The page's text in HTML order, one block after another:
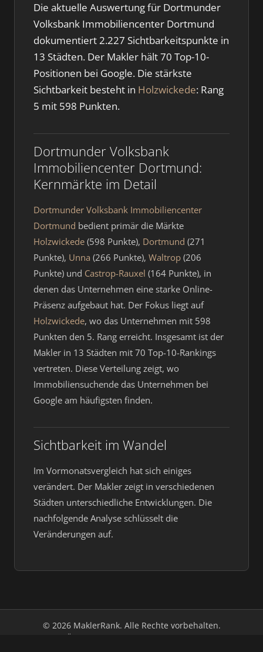
Die aktuelle Auswertung für Dortmunder
Volksbank Immobiliencenter Dortmund
dokumentiert 2.227 Sichtbarkeitspunkte in
13 Städten. Der Makler hält 70 Top-10-
Positionen bei Google. Die stärkste
Sichtbarkeit besteht in Holzwickede: Rang
5 mit 598 Punkten.
Dortmunder Volksbank
Immobiliencenter Dortmund:
Kernmärkte im Detail
Dortmunder Volksbank Immobiliencenter
Dortmund bedient primär die Märkte
Holzwickede (598 Punkte), Dortmund (271
Punkte), Unna (266 Punkte), Waltrop (206
Punkte) und Castrop-Rauxel (164 Punkte), in
denen das Unternehmen eine starke Online-
Präsenz aufgebaut hat. Der Fokus liegt auf
Holzwickede, wo das Unternehmen mit 598
Punkten den 5. Rang erreicht. Insgesamt ist der
Makler in 13 Städten mit 70 Top-10-Rankings
vertreten. Diese Verteilung zeigt, wo
Immobiliensuchende das Unternehmen bei
Google am häufigsten finden.
Sichtbarkeit im Wandel
Im Vormonatsvergleich hat sich einiges
verändert. Der Makler zeigt in verschiedenen
Städten unterschiedliche Entwicklungen. Die
nachfolgende Analyse schlüsselt die
Veränderungen auf.
© 2026 MaklerRank. Alle Rechte vorbehalten.
Über uns